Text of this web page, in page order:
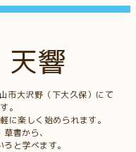
天響
市大沢野（下大久保）にて
。
に楽しく始められます。
書から、
と学べます。